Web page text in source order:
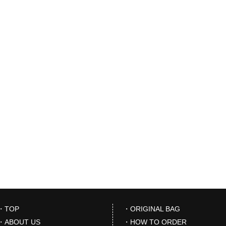
・TOP
・ABOUT US
・ORIGINAL BAG
・HOW TO ORDER